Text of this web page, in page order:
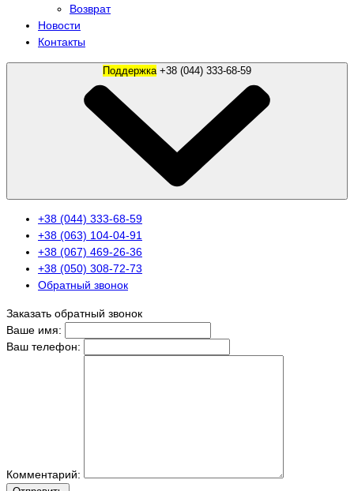
Возврат
Новости
Контакты
Поддержка
+38 (044) 333-68-59
+38 (063) 104-04-91
+38 (067) 469-26-36
+38 (050) 308-72-73
Обратный звонок
Заказать обратный звонок
Ваше имя:
Ваш телефон:
Комментарий: